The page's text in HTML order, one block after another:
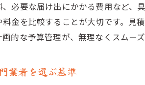
必要な届け出にかかる費用など、
金を比較することが大切です。見
的な予算管理が、無理なくスムー
業者を選ぶ基準